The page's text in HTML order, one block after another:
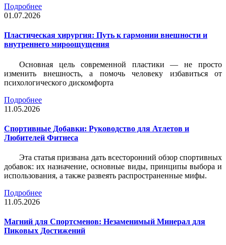
Подробнее
01.07.2026
Пластическая хирургия: Путь к гармонии внешности и
внутреннего мироощущения
Основная цель современной пластики — не просто
изменить внешность, а помочь человеку избавиться от
психологического дискомфорта
Подробнее
11.05.2026
Спортивные Добавки: Руководство для Атлетов и
Любителей Фитнеса
Эта статья призвана дать всесторонний обзор спортивных
добавок: их назначение, основные виды, принципы выбора и
использования, а также развеять распространенные мифы.
Подробнее
11.05.2026
Магний для Спортсменов: Незаменимый Минерал для
Пиковых Достижений